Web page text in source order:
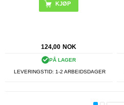
KJØP
124,00 NOK
PÅ LAGER
LEVERINGSTID: 1-2 ARBEIDSDAGER